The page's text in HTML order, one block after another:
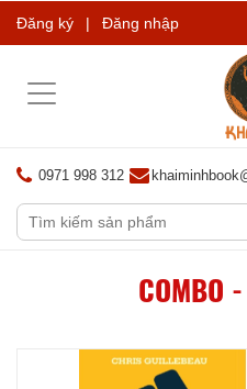
Đăng ký | Đăng nhập
Toggle
0971 998 312
COMBO